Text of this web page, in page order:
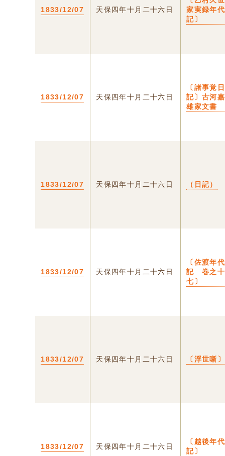
1833/12/07 天保四年十月二十六日
家実録年代
記〕
1833/12/07 天保四年十月二十六日
〔諸事覚日
記〕古河嘉
雄家文書
1833/12/07 天保四年十月二十六日 （日記）
1833/12/07 天保四年十月二十六日
〔佐渡年代
記 巻之十
七〕
1833/12/07 天保四年十月二十六日 〔浮世噺〕
1833/12/07 天保四年十月二十六日
〔越後年代
記〕